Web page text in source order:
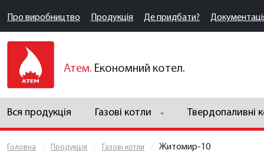
Про виробництво Продукція Де придбати?
Атем. Економний котел.
Вся продукція Газові котли Твердопаливні
Головна Продукція Газові котли Житомир-10